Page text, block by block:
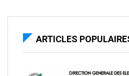
ARTICLES